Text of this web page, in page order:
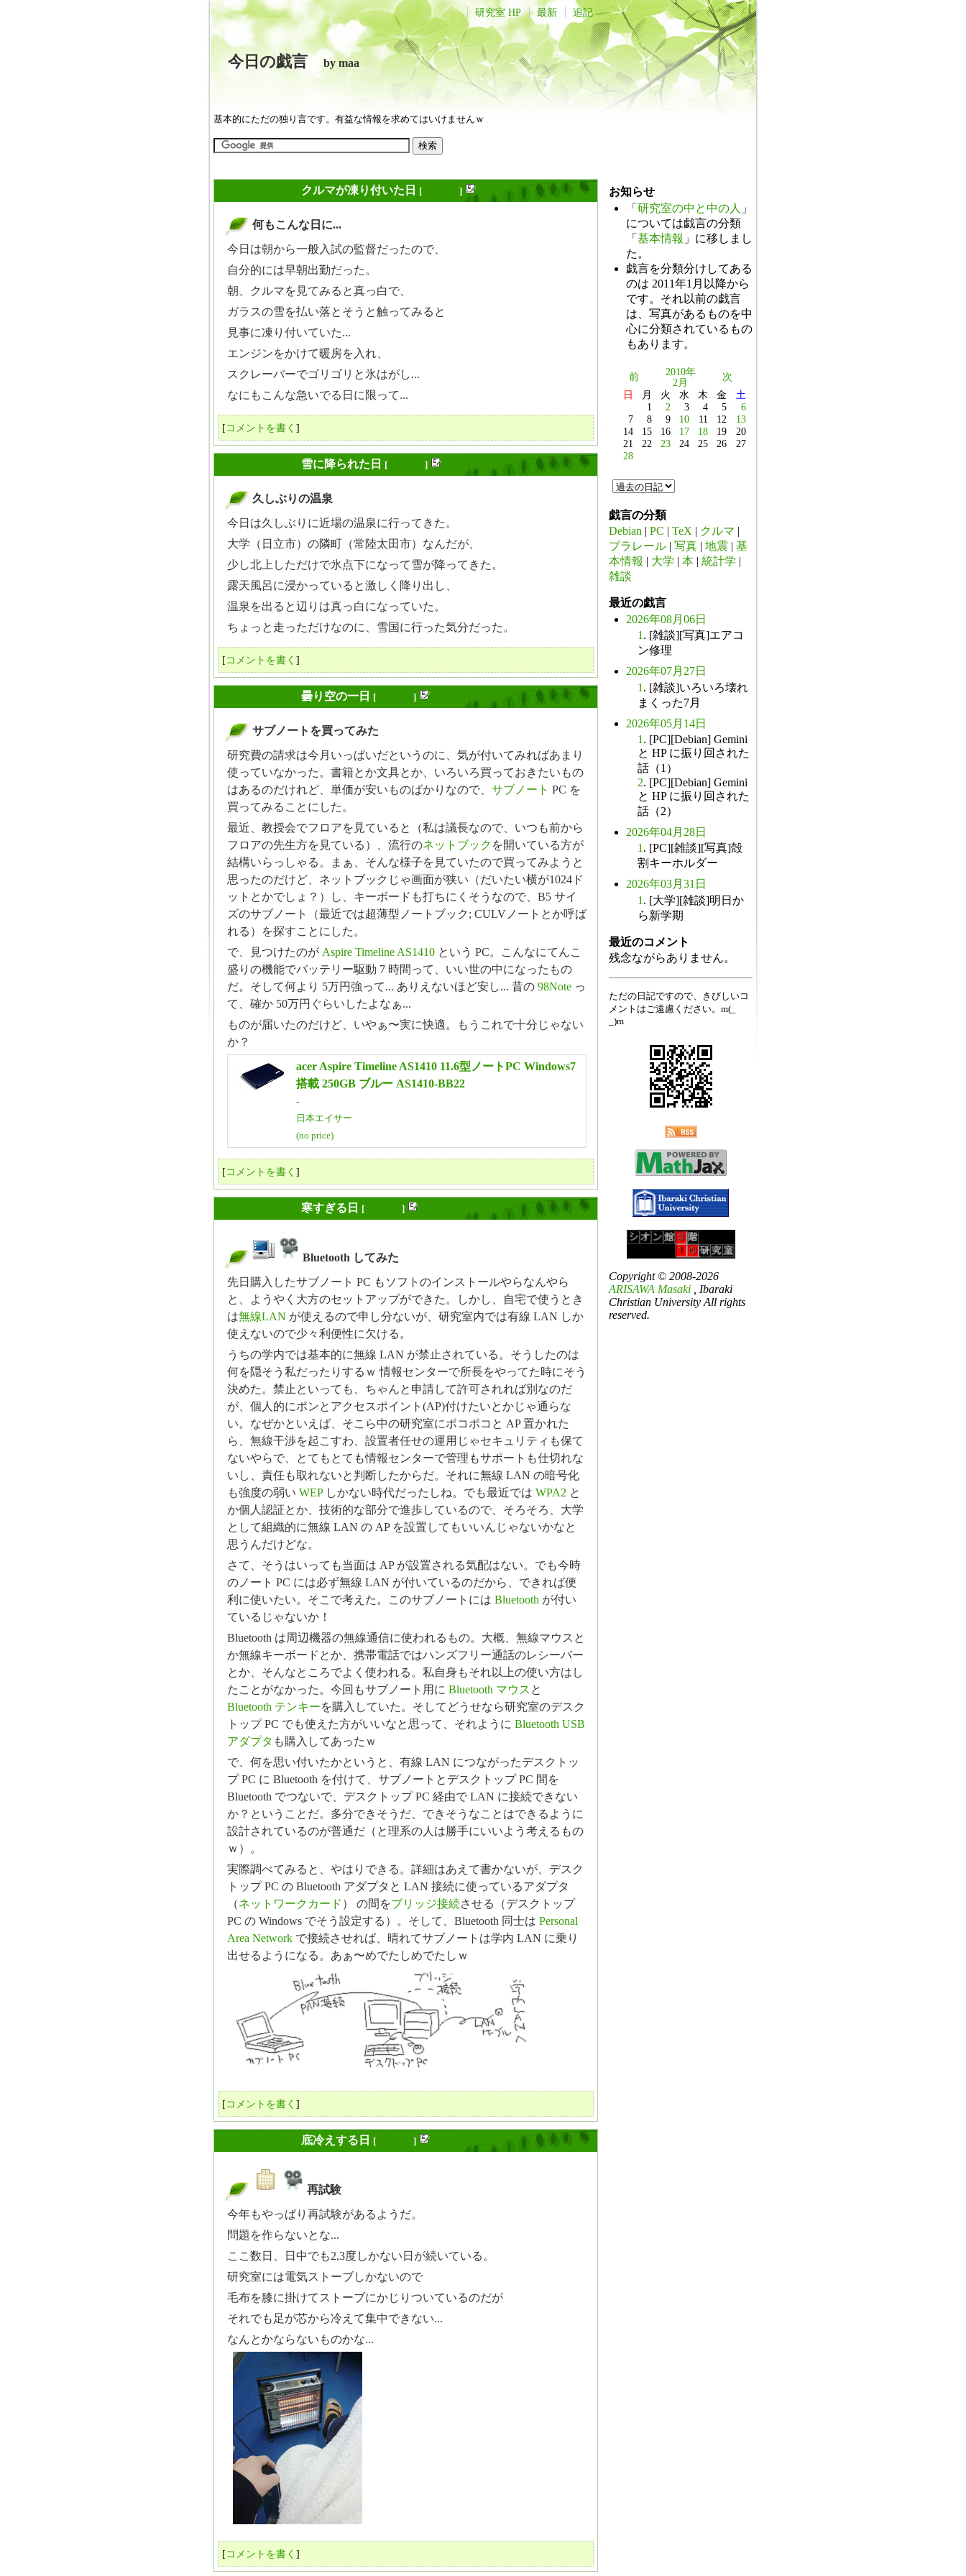
研究室 HP 最新 追記
今日の戯言by maa
基本的にただの独り言です。有益な情報を求めてはいけませんｗ
クルマが凍り付いた日 [ ]
何もこんな日に...
今日は朝から一般入試の監督だったので、
自分的には早朝出勤だった。
朝、クルマを見てみると真っ白で、
ガラスの雪を払い落とそうと触ってみると
見事に凍り付いていた...
エンジンをかけて暖房を入れ、
スクレーバーでゴリゴリと氷はがし...
なにもこんな急いでる日に限って...
[コメントを書く ]
雪に降られた日 [ ]
久しぶりの温泉
今日は久しぶりに近場の温泉に行ってきた。
大学（日立市）の隣町（常陸太田市）なんだが、
少し北上しただけで氷点下になって雪が降ってきた。
露天風呂に浸かっていると激しく降り出し、
温泉を出ると辺りは真っ白になっていた。
ちょっと走っただけなのに、雪国に行った気分だった。
[コメントを書く ]
曇り空の一日 [ ]
サブノートを買ってみた
研究費の請求は今月いっぱいだというのに、気が付いてみればあまり
使っていなかった。書籍とか文具とか、いろいろ買っておきたいもの
はあるのだけれど、単価が安いものばかりなので、 サブノート PC を
買ってみることにした。
最近、教授会でフロアを見ていると（私は議長なので、いつも前から
フロアの先生方を見ている）、流行のネットブック を開いている方が
結構いらっしゃる。まぁ、そんな様子を見ていたので買ってみようと
思ったのだけど、ネットブックじゃ画面が狭い（だいたい横が1024ド
ットとかでしょ？）し、キーボードも打ちにくそうなので、B5 サイ
ズのサブノート（最近では超薄型ノートブック; CULVノートとか呼ば
れる）を探すことにした。
で、見つけたのが Aspire Timeline AS1410 という PC。こんなにてんこ
盛りの機能でバッテリー駆動 7 時間って、いい世の中になったもの
だ。そして何より 5万円強って... ありえないほど安し... 昔の 98Note っ
て、確か 50万円ぐらいしたよなぁ...
ものが届いたのだけど、いやぁ〜実に快適。もうこれで十分じゃない
か？
acer Aspire Timeline AS1410 11.6型ノートPC Windows7
搭載 250GB ブルー AS1410-BB22
-
日本エイサー
(no price)
[コメントを書く ]
寒すぎる日 [ ]
Bluetooth してみた
先日購入したサブノート PC もソフトのインストールやらなんやら
と、ようやく大方のセットアップができた。しかし、自宅で使うとき
は無線LAN が使えるので申し分ないが、研究室内では有線 LAN しか
使えないので少々利便性に欠ける。
うちの学内では基本的に無線 LAN が禁止されている。そうしたのは
何を隠そう私だったりするｗ 情報センターで所長をやってた時にそう
決めた。禁止といっても、ちゃんと申請して許可されれば別なのだ
が、個人的にポンとアクセスポイント(AP)付けたいとかじゃ通らな
い。なぜかといえば、そこら中の研究室にポコポコと AP 置かれた
ら、無線干渉を起こすわ、設置者任せの運用じゃセキュリティも保て
ないやらで、とてもとても情報センターで管理もサポートも仕切れな
いし、責任も取れないと判断したからだ。それに無線 LAN の暗号化
も強度の弱い WEPしかない時代だったしね。でも最近では WPA2 と
か個人認証とか、技術的な部分で進歩しているので、そろそろ、大学
として組織的に無線 LAN の AP を設置してもいいんじゃないかなと
思うんだけどな。
さて、そうはいっても当面は AP が設置される気配はない。でも今時
のノート PC には必ず無線 LAN が付いているのだから、できれば便
利に使いたい。そこで考えた。このサブノートには Bluetooth が付い
ているじゃないか！
Bluetooth は周辺機器の無線通信に使われるもの。大概、無線マウスと
か無線キーボードとか、携帯電話ではハンズフリー通話のレシーバー
とか、そんなところでよく使われる。私自身もそれ以上の使い方はし
たことがなかった。今回もサブノート用に Bluetooth マウス と
Bluetooth テンキーを購入していた。そしてどうせなら研究室のデスク
トップ PC でも使えた方がいいなと思って、それように Bluetooth USB
アダプタ も購入してあったｗ
で、何を思い付いたかというと、有線 LAN につながったデスクトッ
プ PC に Bluetooth を付けて、サブノートとデスクトップ PC 間を
Bluetooth でつないで、デスクトップ PC 経由で LAN に接続できない
か？ということだ。多分できそうだ、できそうなことはできるように
設計されているのが普通だ（と理系の人は勝手にいいよう考えるもの
ｗ）。
実際調べてみると、やはりできる。詳細はあえて書かないが、デスク
トップ PC の Bluetooth アダプタと LAN 接続に使っているアダプタ
（ネットワークカード ） の間をブリッジ接続させる（デスクトップ
PC の Windows でそう設定する）。そして、Bluetooth 同士は Personal
Area Network で接続させれば、晴れてサブノートは学内 LAN に乗り
出せるようになる。あぁ〜めでたしめでたしｗ
[コメントを書く ]
底冷えする日 [ ]
再試験
今年もやっぱり再試験があるようだ。
問題を作らないとな...
ここ数日、日中でも2,3度しかない日が続いている。
研究室には電気ストーブしかないので
毛布を膝に掛けてストーブにかじりついているのだが
それでも足が芯から冷えて集中できない...
なんとかならないものかな...
[コメントを書く ]
お知らせ
「 研究室の中と中の人 」
については戯言の分類
「 基本情報 」に移しまし
た。
戯言を分類分けしてある
のは 2011年1月以降から
です。それ以前の戯言
は、写真があるものを中
心に分類されているもの
もあります。
前
2010年
2月
次
日
月 火 水 木 金
土
1
2 3 4 5
6
7
8 9 10 11 12
13
14
15 16 17 18 19
20
21
22 23 24 25 26
27
28
戯言の分類
Debian | PC | TeX | クルマ |
プラレール | 写真 | 地震 | 基
本情報 | 大学 | 本 | 統計学 |
雑談
最近の戯言
2026年08月06日
1 . [雑談][写真]エアコ
ン修理
2026年07月27日
1 . [雑談]いろいろ壊れ
まくった7月
2026年05月14日
1 . [PC][Debian] Gemini
と HP に振り回された
話（1）
2. [PC][Debian] Gemini
と HP に振り回された
話（2）
2026年04月28日
1 . [PC][雑談][写真]殻
割キーホルダー
2026年03月31日
1 . [大学][雑談]明日か
ら新学期
最近のコメント
残念ながらありません。
ただの日記ですので、きびしいコ
メントはご遠慮ください。m(_
_)m
Copyright © 2008-2026
ARISAWA Masaki , Ibaraki
Christian University All rights
reserved.